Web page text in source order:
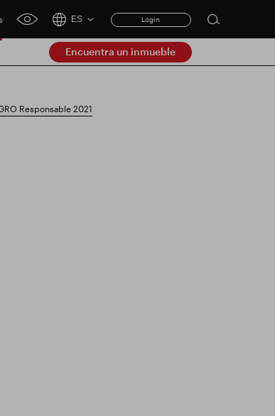
accessibility
ES Login
form
Encuentra un inmueble
Responsable 2021